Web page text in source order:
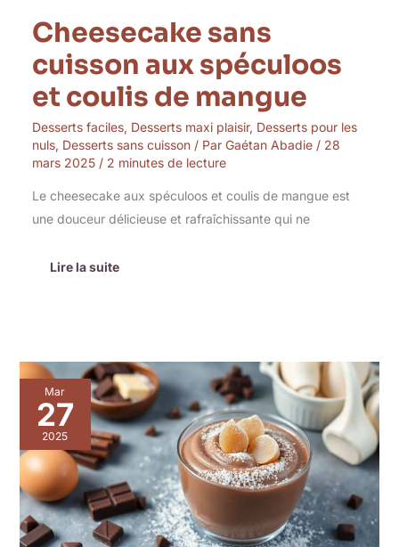
Cheesecake sans
cuisson aux spéculoos
et coulis de mangue
Desserts faciles, Desserts maxi plaisir, Desserts pour les
nuls, Desserts sans cuisson/ Par Gaétan Abadie / 28
mars 2025 / 2 minutes de lecture
Le cheesecake aux spéculoos et coulis de mangue est
une douceur délicieuse et rafraîchissante qui ne
Lire la suite
Mar
27
2025
Mousse
au
chocolat
:
l’astuce
pour
ne
jamais
la
rater